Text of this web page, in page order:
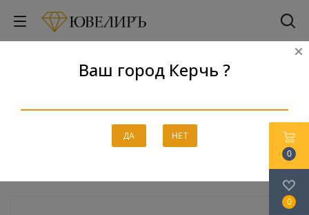
Ваш город Керчь ?
ДА НЕТ
Кольца
Главная - Каталог - Золото - Кольца
0
0